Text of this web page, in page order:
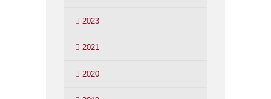
2023
2021
2020